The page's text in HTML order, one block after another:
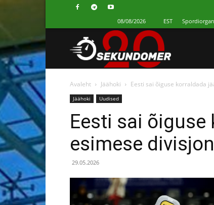
08/08/2026 EST
Avaleht Jäähoki Eesti sai õiguse korraldada
Jäähoki Uudised
Eesti sai õiguse
esimese
29.05.2026